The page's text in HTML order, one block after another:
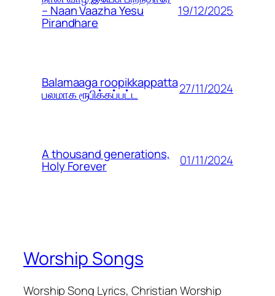
– Naan Vaazha Yesu
Pirandhare
19/12/2025
Balamaaga roopikkappatta
பலமாக ரூபிக்கப்பட்ட 27/11/2024
A thousand generations,
Holy Forever 01/11/2024
Worship Songs
Worship Song Lyrics, Christian Worship